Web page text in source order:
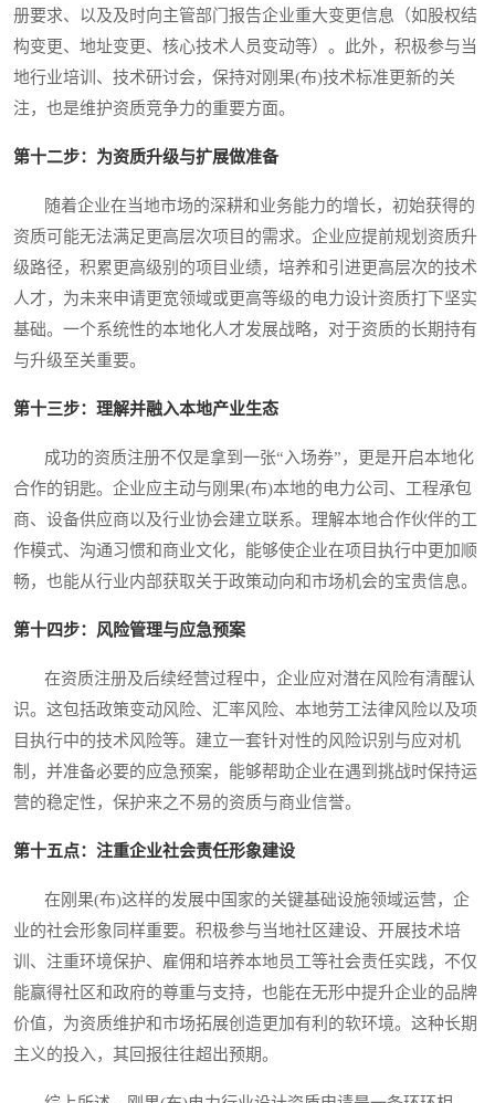
册要求、以及及时向主管部门报告企业重大变更信息（如股权结
构变更、地址变更、核心技术人员变动等）。此外，积极参与当
地行业培训、技术研讨会，保持对刚果(布)技术标准更新的关
注，也是维护资质竞争力的重要方面。
第十二步：为资质升级与扩展做准备
随着企业在当地市场的深耕和业务能力的增长，初始获得的
资质可能无法满足更高层次项目的需求。企业应提前规划资质升
级路径，积累更高级别的项目业绩，培养和引进更高层次的技术
人才，为未来申请更宽领域或更高等级的电力设计资质打下坚实
基础。一个系统性的本地化人才发展战略，对于资质的长期持有
与升级至关重要。
第十三步：理解并融入本地产业生态
成功的资质注册不仅是拿到一张“入场券”，更是开启本地化
合作的钥匙。企业应主动与刚果(布)本地的电力公司、工程承包
商、设备供应商以及行业协会建立联系。理解本地合作伙伴的工
作模式、沟通习惯和商业文化，能够使企业在项目执行中更加顺
畅，也能从行业内部获取关于政策动向和市场机会的宝贵信息。
第十四步：风险管理与应急预案
在资质注册及后续经营过程中，企业应对潜在风险有清醒认
识。这包括政策变动风险、汇率风险、本地劳工法律风险以及项
目执行中的技术风险等。建立一套针对性的风险识别与应对机
制，并准备必要的应急预案，能够帮助企业在遇到挑战时保持运
营的稳定性，保护来之不易的资质与商业信誉。
第十五点：注重企业社会责任形象建设
在刚果(布)这样的发展中国家的关键基础设施领域运营，企
业的社会形象同样重要。积极参与当地社区建设、开展技术培
训、注重环境保护、雇佣和培养本地员工等社会责任实践，不仅
能赢得社区和政府的尊重与支持，也能在无形中提升企业的品牌
价值，为资质维护和市场拓展创造更加有利的软环境。这种长期
主义的投入，其回报往往超出预期。